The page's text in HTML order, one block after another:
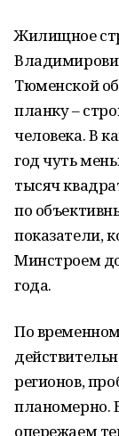
Жилищное
Тюменской
планку –
человека. В
год чуть
тысяч
по
показатели,
Минстроем
года.
По
регионов,
планомерно.
опережаем